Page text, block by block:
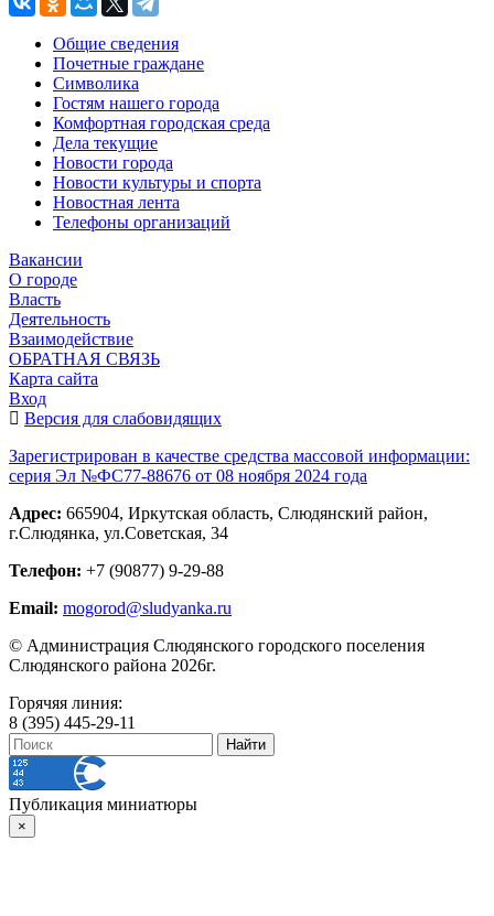
Общие сведения
Почетные граждане
Символика
Гостям нашего города
Комфортная городская среда
Дела текущие
Новости города
Новости культуры и спорта
Новостная лента
Телефоны организаций
Вакансии
О городе
Власть
Деятельность
Взаимодействие
ОБРАТНАЯ СВЯЗЬ
Карта сайта
Вход
Версия для слабовидящих
Зарегистрирован в качестве средства массовой информации:
серия Эл №ФС77-88676 от 08 ноября 2024 года
Адрес: 665904, Иркутская область, Слюдянский район,
г.Слюдянка, ул.Советская, 34
Телефон: +7 (90877) 9-29-88
Email: mogorod@sludyanka.ru
© Администрация Слюдянского городского поселения
Слюдянского района 2026г.
Горячяя линия:
8 (395) 445-29-11
Публикация миниатюры
×